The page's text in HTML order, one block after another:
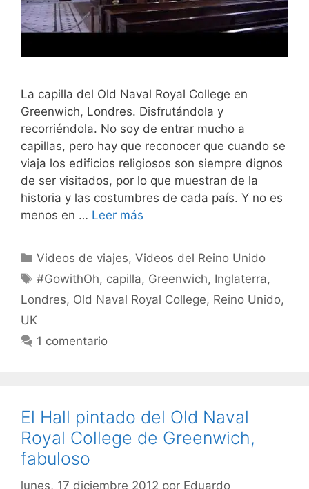
La capilla del Old Naval Royal College en
Greenwich, Londres. Disfrutándola y
recorriéndola. No soy de entrar mucho a
capillas, pero hay que reconocer que cuando se
viaja los edificios religiosos son siempre dignos
de ser visitados, por lo que muestran de la
historia y las costumbres de cada país. Y no es
menos en … Leer más
Categorías
Videos de viajes,Videos del Reino Unido
Etiquetas
#GowithOh, capilla, Greenwich, Inglaterra,
Londres, Old Naval Royal College, Reino Unido,
UK
1 comentario
El Hall pintado del Old Naval
Royal College de Greenwich,
fabuloso
lunes, 17 diciembre 2012 por Eduardo